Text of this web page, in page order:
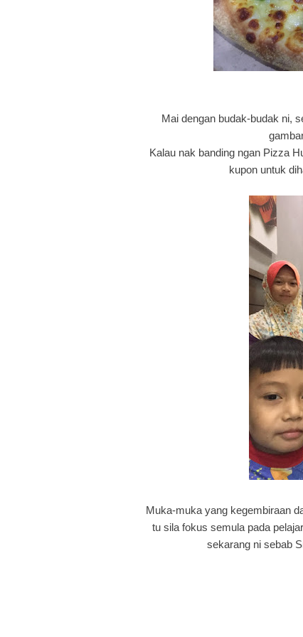
Mai dengan budak-budak ni,
Kalau nak banding ngan Pizza
kupon untuk
Muka-muka yang kegembiraan
tu sila fokus semula pada
sekarang ni sebab